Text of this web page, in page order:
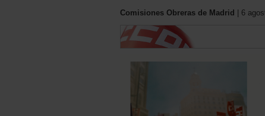
Comisiones Obreras de Madrid | 6